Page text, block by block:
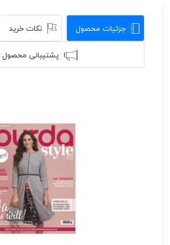
جزئیات محصول نکات خرید
پشتیبانی محصول